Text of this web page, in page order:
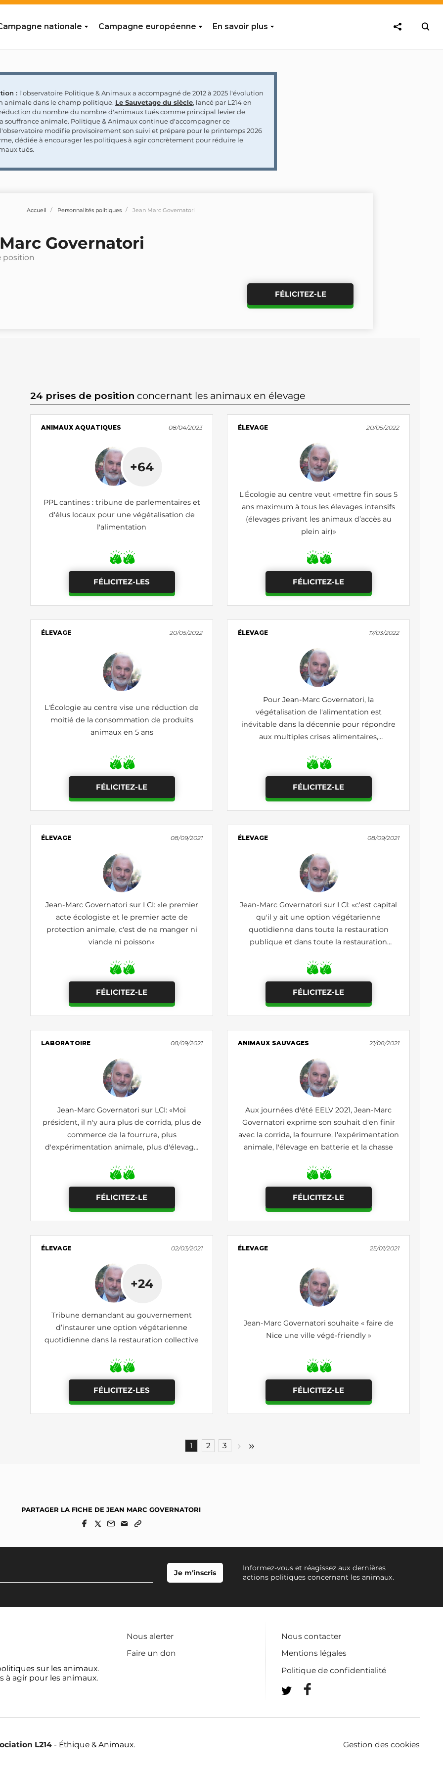
nationale Campagne européenne En savoir plus
: l'observatoire Politique & Animaux a accompagné de 2012 à 2025 l'évolution
animale dans le champ politique. Le Sauvetage du siècle, lancé par L214 en
réduction du nombre du nombre d'animaux tués comme principal levier de
souffrance animale. Politique & Animaux continue d'accompagner ce
modifie provisoirement son suivi et prépare pour le printemps 2026
dédiée à encourager les politiques à agir concrètement pour réduire le
tués.
Accueil Personnalités politiques Jean Marc Governatori
Governatori
position
FÉLICITEZ-LE
24 prises de position concernant les animaux en élevage
ANIMAUX AQUATIQUES 08/04/2023
+64
PPL cantines : tribune de parlementaires et
d'élus locaux pour une végétalisation de
l'alimentation
FÉLICITEZ-LES
ÉLEVAGE 20/05/2022
L'Écologie au centre veut «mettre fin sous 5
ans maximum à tous les élevages intensifs
(élevages privant les animaux d’accès au
plein air)»
FÉLICITEZ-LE
ÉLEVAGE 20/05/2022
L'Écologie au centre vise une réduction de
moitié de la consommation de produits
animaux en 5 ans
FÉLICITEZ-LE
ÉLEVAGE 17/03/2022
Pour Jean-Marc Governatori, la
végétalisation de l'alimentation est
inévitable dans la décennie pour répondre
aux multiples crises alimentaires,
FÉLICITEZ-LE
ÉLEVAGE 08/09/2021
Jean-Marc Governatori sur LCI: «le premier
acte écologiste et le premier acte de
protection animale, c'est de ne manger ni
viande ni poisson»
FÉLICITEZ-LE
ÉLEVAGE 08/09/2021
Jean-Marc Governatori sur LCI: «c'est capital
qu'il y ait une option végétarienne
quotidienne dans toute la restauration
publique et dans toute la restauration
FÉLICITEZ-LE
LABORATOIRE 08/09/2021
Jean-Marc Governatori sur LCI: «Moi
président, il n'y aura plus de corrida, plus de
commerce de la fourrure, plus
d'expérimentation animale, plus d'élevage
FÉLICITEZ-LE
ANIMAUX SAUVAGES 21/08/2021
Aux journées d'été EELV 2021, Jean-Marc
Governatori exprime son souhait d'en finir
avec la corrida, la fourrure, l'expérimentation
animale, l'élevage en batterie et la chasse
FÉLICITEZ-LE
ÉLEVAGE 02/03/2021
+24
Tribune demandant au gouvernement
d’instaurer une option végétarienne
quotidienne dans la restauration collective
FÉLICITEZ-LES
ÉLEVAGE 25/01/2021
Jean-Marc Governatori souhaite « faire de
Nice une ville végé-friendly »
FÉLICITEZ-LE
1 2 3
PARTAGER LA FICHE DE JEAN MARC GOVERNATORI
Informez-vous et réagissez aux dernières
actions politiques concernant les animaux.
sur les animaux.
à agir pour les animaux.
Nous alerter
Faire un don
Nous contacter
Mentions légales
Politique de confidentialité
L214 - Éthique & Animaux. Gestion des cookies